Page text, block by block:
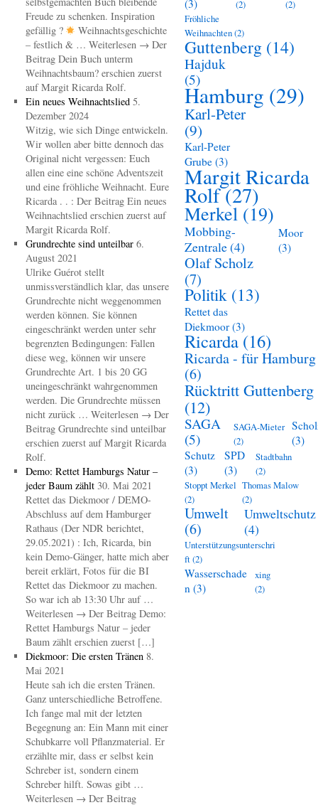
Freude zu schenken. Inspiration
gefällig ?
Weihnachtsgeschichte
– festlich & … Weiterlesen → Der
Beitrag Dein Buch unterm
Weihnachtsbaum? erschien zuerst
auf Margit Ricarda Rolf.
Ein neues Weihnachtslied 5.
Dezember 2024
Witzig, wie sich Dinge entwickeln.
Wir wollen aber bitte dennoch das
Original nicht vergessen: Euch
allen eine eine schöne Adventszeit
und eine fröhliche Weihnacht. Eure
Ricarda . . : Der Beitrag Ein neues
Weihnachtslied erschien zuerst auf
Margit Ricarda Rolf.
Grundrechte sind unteilbar 6.
August 2021
Ulrike Guérot stellt
unmissverständlich klar, das unsere
Grundrechte nicht weggenommen
werden können. Sie können
eingeschränkt werden unter sehr
begrenzten Bedingungen: Fallen
diese weg, können wir unsere
Grundrechte Art. 1 bis 20 GG
uneingeschränkt wahrgenommen
werden. Die Grundrechte müssen
nicht zurück … Weiterlesen → Der
Beitrag Grundrechte sind unteilbar
erschien zuerst auf Margit Ricarda
Rolf.
Demo: Rettet Hamburgs Natur –
jeder Baum zählt 30. Mai 2021
Rettet das Diekmoor / DEMO-
Abschluss auf dem Hamburger
Rathaus (Der NDR berichtet,
29.05.2021) : Ich, Ricarda, bin
kein Demo-Gänger, hatte mich aber
bereit erklärt, Fotos für die BI
Rettet das Diekmoor zu machen.
So war ich ab 13:30 Uhr auf …
Weiterlesen → Der Beitrag Demo:
Rettet Hamburgs Natur – jeder
Baum zählt erschien zuerst […]
Diekmoor: Die ersten Tränen 8.
Mai 2021
Heute sah ich die ersten Tränen.
Ganz unterschiedliche Betroffene.
Ich fange mal mit der letzten
Begegnung an: Ein Mann mit einer
Schubkarre voll Pflanzmaterial. Er
erzählte mir, dass er selbst kein
Schreber ist, sondern einem
Schreber hilft. Sowas gibt …
Weiterlesen → Der Beitrag
(3) (2)
(2)
Fröhliche
Weihnachten(2)
Guttenberg (14)
Hajduk
(5)
Hamburg (29)
Karl-Peter
(9)
Karl-Peter
Grube (3)
Margit Ricarda
Rolf(27)
Merkel (19)
Mobbing-
Zentrale(4)
Moor
(3)
Olaf Scholz
(7)
Politik (13)
Rettet das
Diekmoor (3)
Ricarda (16)
Ricarda - für Hamburg
(6)
Rücktritt Guttenberg
(12)
SAGA
(5)
SAGA-Mieter
(2)
(3)
Schutz
(3)
SPD
(3)
Stadtbahn
(2)
Stoppt Merkel
(2)
Thomas Malow
(2)
Umwelt
(6)
Umweltschutz
(4)
Unterstützungsunterschri
ft(2)
Wasserschade
n (3)
xing
(2)